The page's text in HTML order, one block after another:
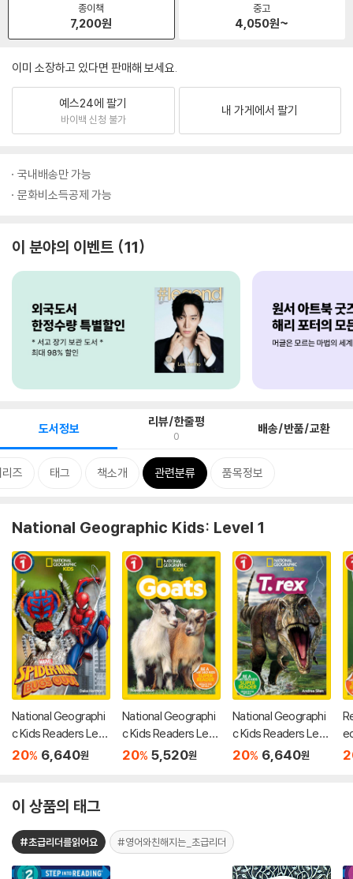
종이책
7,200원
중고
4,050원~
이미 소장하고 있다면 판매해 보세요.
예스24에 팔기
바이백 신청 불가
내 가게에서 팔기
국내배송만 가능
문화비소득공제 가능
이 분야의 이벤트 11
도서정보 리뷰/한줄평
0 배송/반품/교환
즈 태그 책소개 관련분류 품목정보
National Geographic Kids: Level 1
National Geographi
c Kids Readers Lev
el 1 : Marvel's Spider
20% 6,640원
National Geographi
c Kids Readers Lev
el 1 : Goats
20% 5,520원
National Geographi
c Kids Readers Lev
el 1 : T. rex
20% 6,640원
이 상품의 태그
#초급리더를읽어요 #영어와친해지는_초급리더